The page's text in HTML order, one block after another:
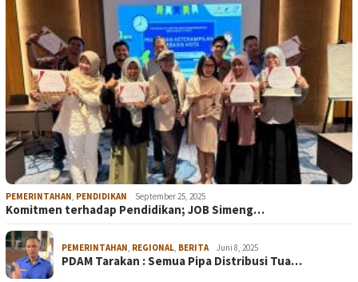
PEMERINTAHAN PENDIDIKAN September 25, 2025
Komitmen terhadap Pendidikan; JOB Simeng…
PEMERINTAHAN REGIONAL BERITA Juni 8, 2025
PDAM Tarakan : Semua Pipa Distribusi Tua…